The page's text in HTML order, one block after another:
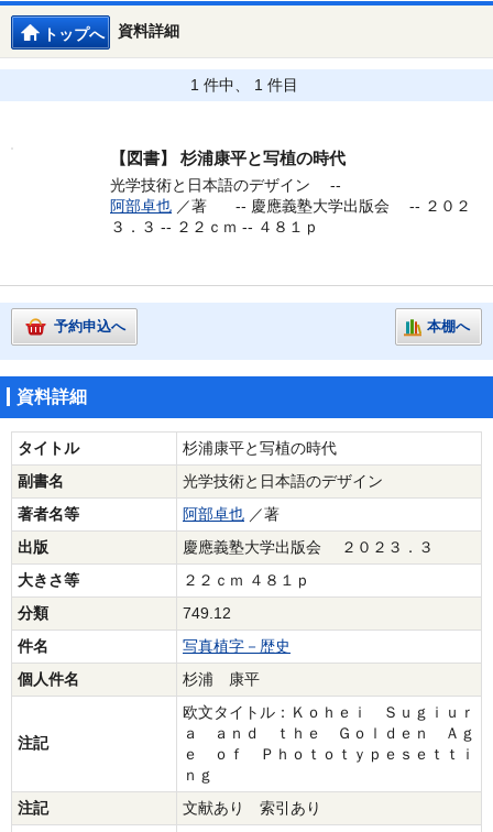
資料詳細
トップへ
1 件中、 1 件目
【図書】 杉浦康平と写植の時代
光学技術と日本語のデザイン --
阿部卓也 ／著 -- 慶應義塾大学出版会 -- ２０２
３．３ -- ２２ｃｍ -- ４８１ｐ
予約申込へ 本棚へ
資料詳細
タイトル
杉浦康平と写植の時代
副書名
光学技術と日本語のデザイン
著者名等
阿部卓也 ／著
出版
慶應義塾大学出版会 ２０２３．３
大きさ等
２２ｃｍ ４８１ｐ
分類
749.12
件名
写真植字－歴史
個人件名
杉浦 康平
注記
欧文タイトル：Ｋｏｈｅｉ Ｓｕｇｉｕｒ
ａ ａｎｄ ｔｈｅ Ｇｏｌｄｅｎ Ａｇ
ｅ ｏｆ Ｐｈｏｔｏｔｙｐｅｓｅｔｔｉ
ｎｇ
注記
文献あり 索引あり